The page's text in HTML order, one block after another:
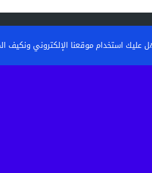
القنيطرة: تكوين حراس الأمن وأعوان
خطوة نحو مستشفى أكثر...
استخدام موقعنا الإلكتروني ونكيف